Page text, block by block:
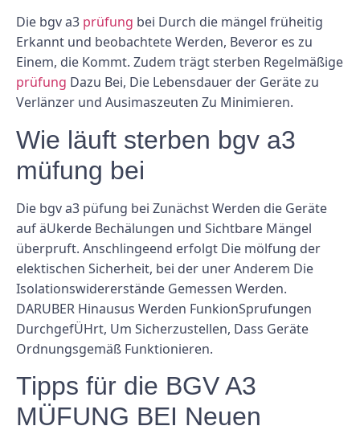
Die bgv a3 prüfung bei Durch die mängel früheitig
Erkannt und beobachtete Werden, Beveror es zu
Einem, die Kommt. Zudem trägt sterben Regelmäßige
prüfung Dazu Bei, Die Lebensdauer der Geräte zu
Verlänzer und Ausimaszeuten Zu Minimieren.
Wie läuft sterben bgv a3
müfung bei
Die bgv a3 püfung bei Zunächst Werden die Geräte
auf äUkerde Bechälungen und Sichtbare Mängel
überpruft. Anschlingeend erfolgt Die mölfung der
elektischen Sicherheit, bei der uner Anderem Die
Isolationswidererstände Gemessen Werden.
DARUBER Hinausus Werden FunkionSprufungen
DurchgefÜHrt, Um Sicherzustellen, Dass Geräte
Ordnungsgemäß Funktionieren.
Tipps für die BGV A3
MÜFUNG BEI Neuen